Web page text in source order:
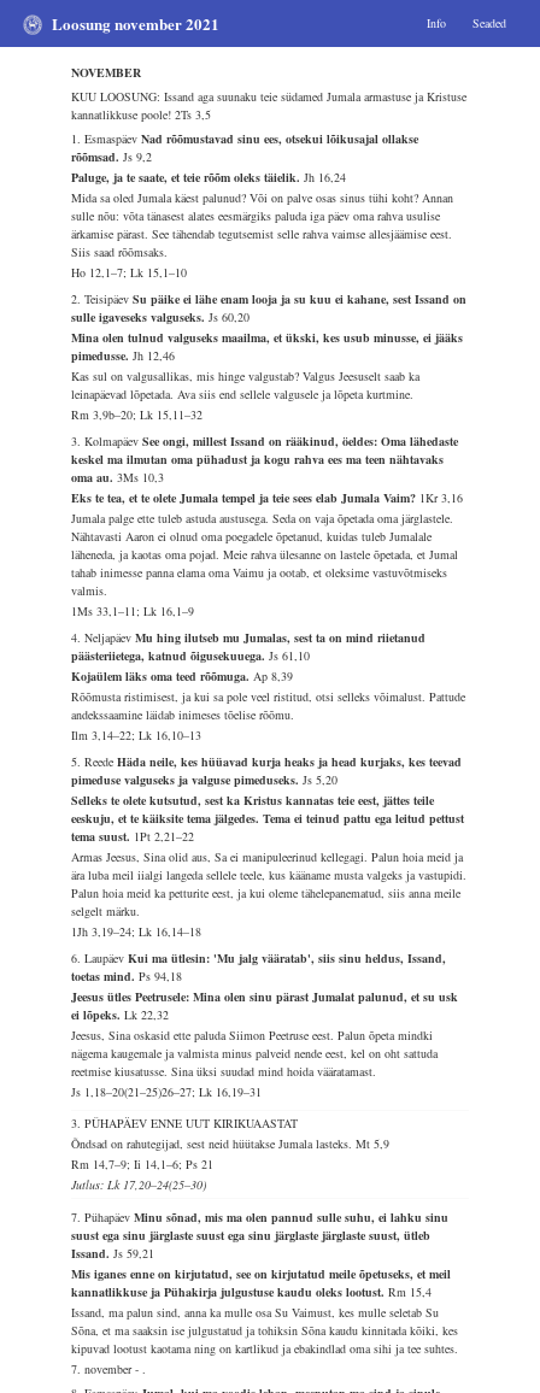
Loosung november 2021 Info Seaded
NOVEMBER
KUU LOOSUNG: Issand aga suunaku teie südamed Jumala armastuse ja Kristuse
kannatlikkuse poole!2Ts 3,5
1. EsmaspäevNad rõõmustavad sinu ees, otsekui lõikusajal ollakse
rõõmsad.Js 9,2
Paluge, ja te saate, et teie rõõm oleks täielik.Jh 16,24
Mida sa oled Jumala käest palunud? Või on palve osas sinus tühi koht? Annan
sulle nõu: võta tänasest alates eesmärgiks paluda iga päev oma rahva usulise
ärkamise pärast. See tähendab tegutsemist selle rahva vaimse allesjäämise eest.
Siis saad rõõmsaks.
Ho 12,1–7; Lk 15,1–10
2. TeisipäevSu päike ei lähe enam looja ja su kuu ei kahane, sest Issand on
sulle igaveseks valguseks.Js 60,20
Mina olen tulnud valguseks maailma, et ükski, kes usub minusse, ei jääks
pimedusse.Jh 12,46
Kas sul on valgusallikas, mis hinge valgustab? Valgus Jeesuselt saab ka
leinapäevad lõpetada. Ava siis end sellele valgusele ja lõpeta kurtmine.
Rm 3,9b–20; Lk 15,11–32
3. KolmapäevSee ongi, millest Issand on rääkinud, öeldes: Oma lähedaste
keskel ma ilmutan oma pühadust ja kogu rahva ees ma teen nähtavaks
oma au.3Ms 10,3
Eks te tea, et te olete Jumala tempel ja teie sees elab Jumala Vaim? 1Kr 3,16
Jumala palge ette tuleb astuda austusega. Seda on vaja õpetada oma järglastele.
Nähtavasti Aaron ei olnud oma poegadele õpetanud, kuidas tuleb Jumalale
läheneda, ja kaotas oma pojad. Meie rahva ülesanne on lastele õpetada, et Jumal
tahab inimesse panna elama oma Vaimu ja ootab, et oleksime vastuvõtmiseks
valmis.
1Ms 33,1–11; Lk 16,1–9
4. NeljapäevMu hing ilutseb mu Jumalas, sest ta on mind riietanud
päästeriietega, katnud õigusekuuega.Js 61,10
Kojaülem läks oma teed rõõmuga.Ap 8,39
Rõõmusta ristimisest, ja kui sa pole veel ristitud, otsi selleks võimalust. Pattude
andekssaamine läidab inimeses tõelise rõõmu.
Ilm 3,14–22; Lk 16,10–13
5. ReedeHäda neile, kes hüüavad kurja heaks ja head kurjaks, kes teevad
pimeduse valguseks ja valguse pimeduseks.Js 5,20
Selleks te olete kutsutud, sest ka Kristus kannatas teie eest, jättes teile
eeskuju, et te käiksite tema jälgedes. Tema ei teinud pattu ega leitud pettust
tema suust. 1Pt 2,21–22
Armas Jeesus, Sina olid aus, Sa ei manipuleerinud kellegagi. Palun hoia meid ja
ära luba meil iialgi langeda sellele teele, kus kääname musta valgeks ja vastupidi.
Palun hoia meid ka petturite eest, ja kui oleme tähelepanematud, siis anna meile
selgelt märku.
1Jh 3,19–24; Lk 16,14–18
6. LaupäevKui ma ütlesin: 'Mu jalg vääratab', siis sinu heldus, Issand,
toetas mind.Ps 94,18
Jeesus ütles Peetrusele: Mina olen sinu pärast Jumalat palunud, et su usk
ei lõpeks.Lk 22,32
Jeesus, Sina oskasid ette paluda Siimon Peetruse eest. Palun õpeta mindki
nägema kaugemale ja valmista minus palveid nende eest, kel on oht sattuda
reetmise kiusatusse. Sina üksi suudad mind hoida vääratamast.
Js 1,18–20(21–25)26–27; Lk 16,19–31
3. PÜHAPÄEV ENNE UUT KIRIKUAASTAT
Õndsad on rahutegijad, sest neid hüütakse Jumala lasteks.Mt 5,9
Rm 14,7–9; Ii 14,1–6; Ps 21
Jutlus: Lk 17,20–24(25–30)
7. PühapäevMinu sõnad, mis ma olen pannud sulle suhu, ei lahku sinu
suust ega sinu järglaste suust ega sinu järglaste järglaste suust, ütleb
Issand.Js 59,21
Mis iganes enne on kirjutatud, see on kirjutatud meile õpetuseks, et meil
kannatlikkuse ja Pühakirja julgustuse kaudu oleks lootust.Rm 15,4
Issand, ma palun sind, anna ka mulle osa Su Vaimust, kes mulle seletab Su
Sõna, et ma saaksin ise julgustatud ja tohiksin Sõna kaudu kinnitada kõiki, kes
kipuvad lootust kaotama ning on kartlikud ja ebakindlad oma sihi ja tee suhtes.
7. november - .